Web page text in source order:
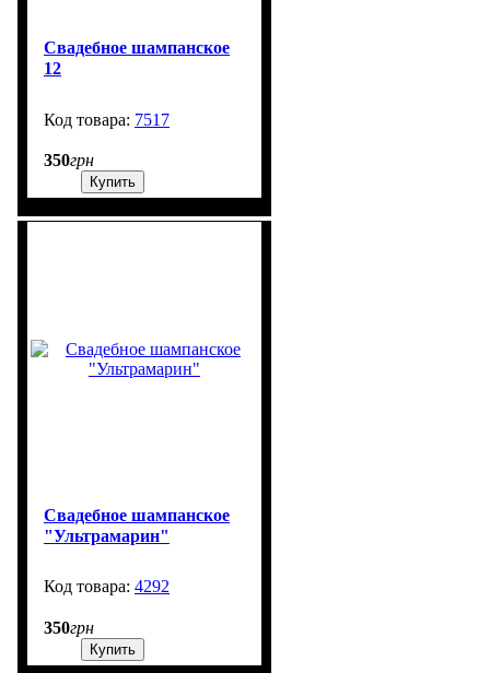
Свадебное шампанское
12
7517
350грн
Купить
Свадебное шампанское
"Ультрамарин"
4292
350грн
Купить